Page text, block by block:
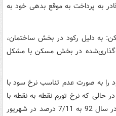
به پرداخت به موقع بدهی خود به
به دلیل رکود در بخش ساختمان،
در بخش مسکن با مشکل
را به صورت عدم تناسب نرخ سود با
که نرخ تورم نقطه به نقطه با
شتاب قابل­توجهی از بالای 40 درصد در سال 92 به 7/11 درصد در شهریور